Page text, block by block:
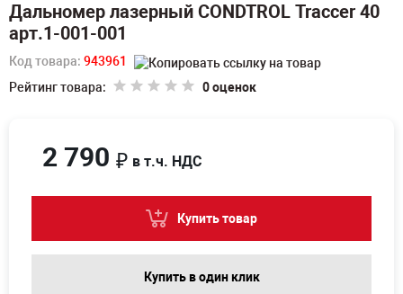
Дальномер лазерный CONDTROL Traccer 40
арт.1-001-001
Код товара: 943961
Рейтинг товара:
0 оценок
2 790 ₽ в т.ч. НДС
Купить товар
Купить в один клик